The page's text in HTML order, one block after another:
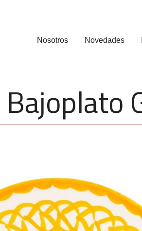
Nosotros Novedades
Bajoplato